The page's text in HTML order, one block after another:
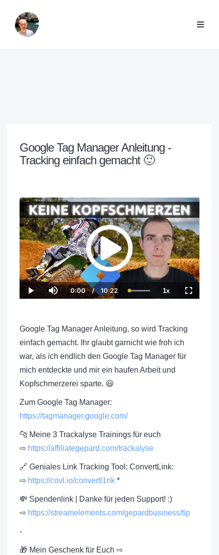
Google Tag Manager Anleitung -
Tracking einfach gemacht 🙂
P
l
M
u
C
u
t
T
i
e
0:00 /
D
u
o
10:22
L
o
:
0
.
0
0
1x
P
l
a
c
k
R
t
F
u
Google Tag Manager Anleitung, so wird Tracking
einfach gemacht. Ihr glaubt garnicht wie froh ich
war, als ich endlich den Google Tag Manager für
mich entdeckte und mir ein haufen Arbeit und
Kopfschmerzerei sparte. 😃
Zum Google Tag Manager:
https://tagmanager.google.com/
🐆 Meine 3 Trackalyse Trainings für euch
⇨ https://affiliategepard.com/trackalyse
🔗 Geniales Link Tracking Tool: ConvertLink:
⇨ https://covl.io/convertl1nk *
💸 Spendenlink | Danke für jeden Support! :)
⇨ https://streamelements.com/gepardbusiness/tip
-
🎁 Mein Geschenk für Euch ⇨